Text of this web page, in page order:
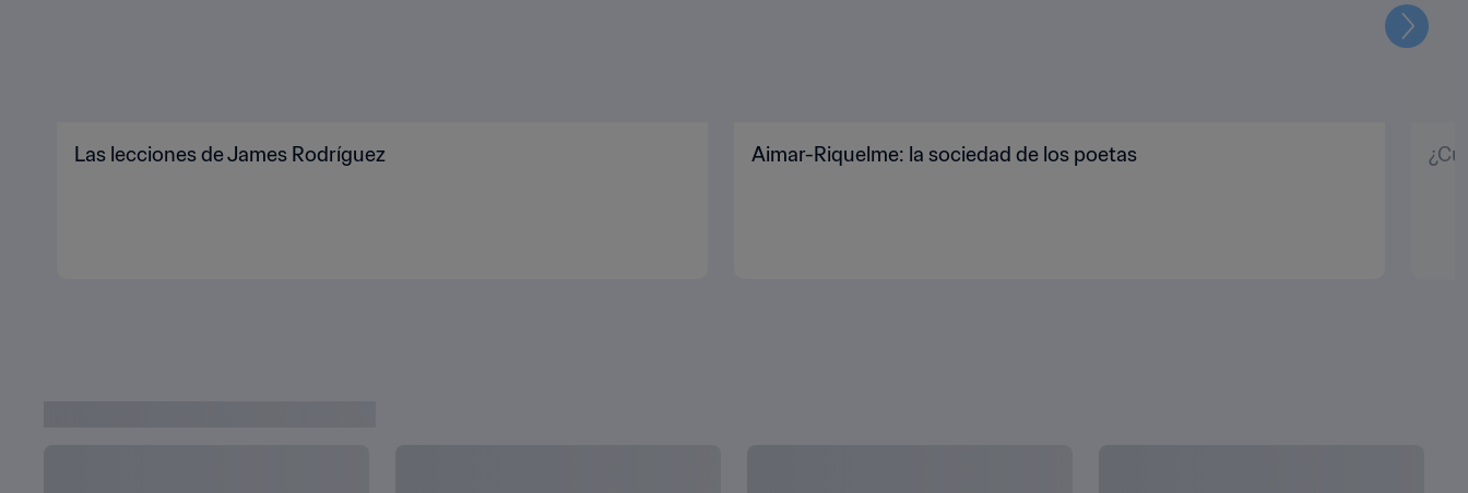
Las lecciones de James Rodríguez Aimar-Riquelme: la sociedad de los poetas